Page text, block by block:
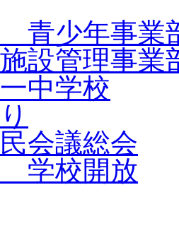
青少年事業
設管理事業
中学校
会議総会
学校開放